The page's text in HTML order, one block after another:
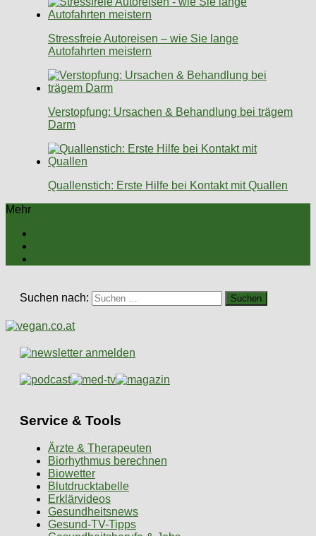
Stressfreie Autoreisen – wie Sie lange
Autofahrten meistern
Verstopfung: Ursachen & Behandlung bei trägem
Darm
Quallenstich: Erste Hilfe bei Kontakt mit Quallen
Mehr
Suchen nach:
Service & Tools
Ärzte & Therapeuten
Biorhythmus berechnen
Biowetter
Blutdrucktabelle
Erklärvideos
Gesundheitsnews
Gesund-TV-Tipps